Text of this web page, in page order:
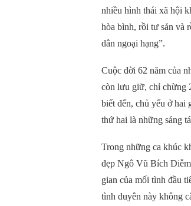
nhiều hình thái xã hội
hòa bình, rồi tư sản và
dân ngoại hạng”.
Cuộc đời 62 năm của
còn lưu giữ, chỉ chừng
biết đến, chủ yếu ở hai
thứ hai là những sáng
Trong những ca khúc
đẹp Ngô Vũ Bích
gian của mối tình đầu
tình duyên này không